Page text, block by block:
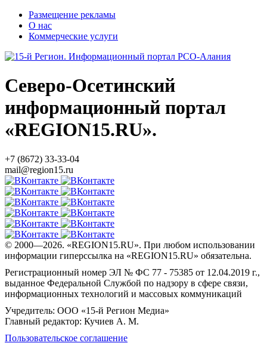
Размещение рекламы
О нас
Коммерческие услуги
Северо-Осетинский
информационный портал
«REGION15.RU».
+7 (8672) 33-33-04
mail@region15.ru
© 2000—2026. «REGION15.RU». При любом использовании
информации гиперссылка на «REGION15.RU» обязательна.
Регистрационный номер ЭЛ № ФС 77 - 75385 от 12.04.2019 г.,
выданное Федеральной Службой по надзору в сфере связи,
информационных технологий и массовых коммуникаций
Учредитель: ООО «15-й Регион Медиа»
Главный редактор: Кучиев А. М.
Пользовательское соглашение